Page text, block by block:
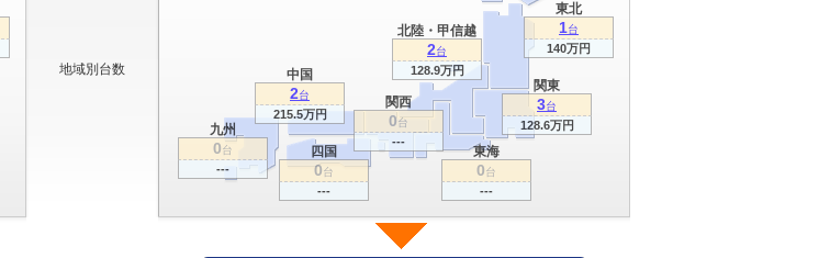
地域別台数
関東
3台
128.6万円
関西
0台
---
東海
0台
---
九州
0台
---
東北
1台
140万円
北陸・甲信越
2台
128.9万円
中国
2台
215.5万円
四国
0台
---